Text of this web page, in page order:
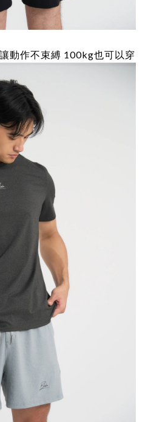
動作不束縛 100kg也可以穿